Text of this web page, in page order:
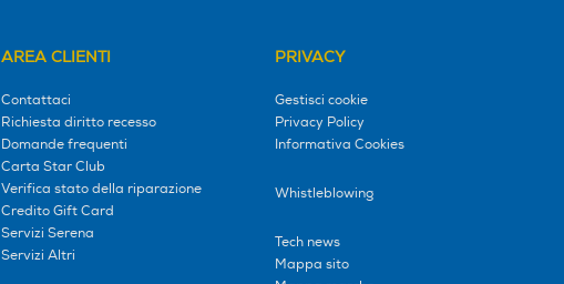
AREA CLIENTI
Contattaci
Richiesta diritto recesso
Domande frequenti
Carta Star Club
Verifica stato della riparazione
Credito Gift Card
Servizi Serena
Servizi Altri
PRIVACY
Gestisci cookie
Privacy Policy
Informativa Cookies
Whistleblowing
Tech news
Mappa sito